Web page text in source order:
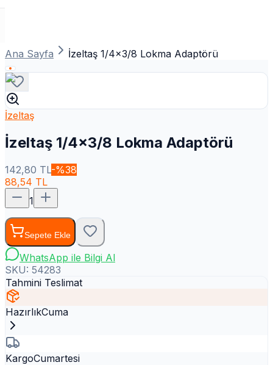
Ana Sayfa İzeltaş 1/4x3/8 Lokma Adaptörü
İzeltaş
İzeltaş 1/4x3/8 Lokma Adaptörü
142,80 TL-%38
88,54 TL
1
Sepete Ekle
WhatsApp ile Bilgi Al
SKU: 54283
Tahmini Teslimat
HazırlıkCuma
KargoCumartesi